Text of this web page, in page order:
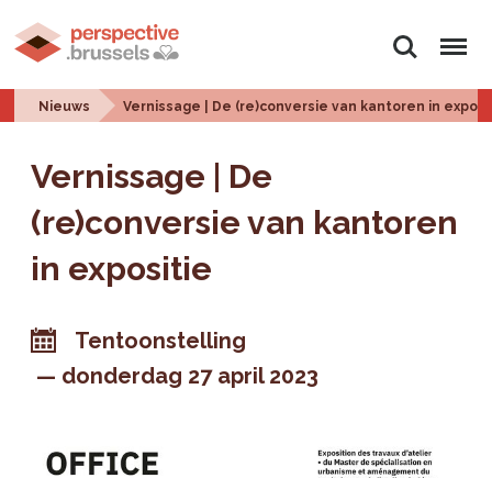
Zoeken Menu
Nieuws Vernissage | De (re)conversie van kantoren in
Vernissage | De
(re)conversie van kantoren
in expositie
Tentoonstelling
donderdag 27 april 2023